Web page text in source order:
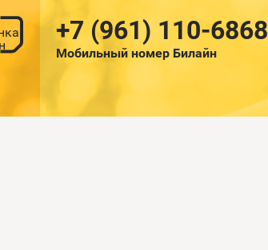
+7 (961) 110-6868
Мобильный номер Билайн